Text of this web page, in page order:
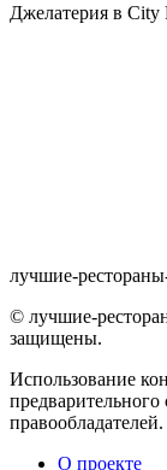
Джелатерия в City
лучшие-
© лучшие-
защищены.
Использование
правообладателей.
О проекте